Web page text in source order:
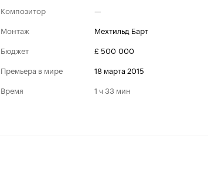
Композитор
—
Монтаж
Мехтильд Барт
Бюджет
£ 500 000
Премьера в мире
18 марта 2015
Время
1 ч 33 мин